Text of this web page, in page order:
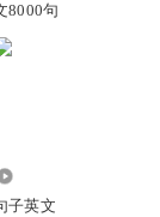
8000句
子英文